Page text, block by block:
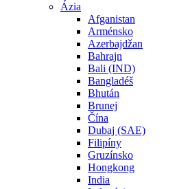
Ázia
Afganistan
Arménsko
Azerbajdžan
Bahrajn
Bali (IND)
Bangladéš
Bhután
Brunej
Čína
Dubaj (SAE)
Filipíny
Gruzínsko
Hongkong
India